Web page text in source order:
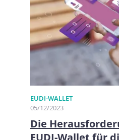
EUDI-WALLET
05/12/2023
Die
EUDI-Wallet für